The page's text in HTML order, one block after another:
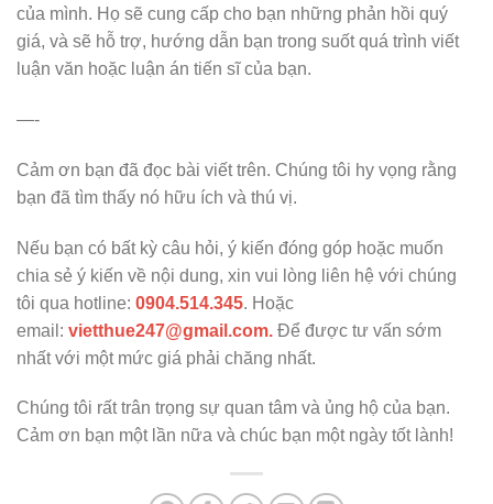
của mình. Họ sẽ cung cấp cho bạn những phản hồi quý
giá, và sẽ hỗ trợ, hướng dẫn bạn trong suốt quá trình viết
luận văn hoặc luận án tiến sĩ của bạn.
—-
Cảm ơn bạn đã đọc bài viết trên. Chúng tôi hy vọng rằng
bạn đã tìm thấy nó hữu ích và thú vị.
Nếu bạn có bất kỳ câu hỏi, ý kiến đóng góp hoặc muốn
chia sẻ ý kiến về nội dung, xin vui lòng liên hệ với chúng
tôi qua hotline: 0904.514.345. Hoặc
email: vietthue247@gmail.com. Để được tư vấn sớm
nhất với một mức giá phải chăng nhất.
Chúng tôi rất trân trọng sự quan tâm và ủng hộ của bạn.
Cảm ơn bạn một lần nữa và chúc bạn một ngày tốt lành!